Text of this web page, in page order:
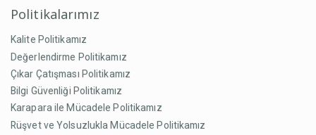
Politikalarımız
Kalite Politikamız
Değerlendirme Politikamız
Çıkar Çatışması Politikamız
Bilgi Güvenliği Politikamız
Karapara ile Mücadele Politikamız
Rüşvet ve Yolsuzlukla Mücadele Politikamız